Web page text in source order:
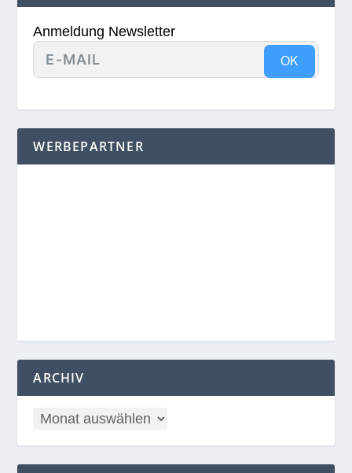
Anmeldung Newsletter
OK
WERBEPARTNER
ARCHIV